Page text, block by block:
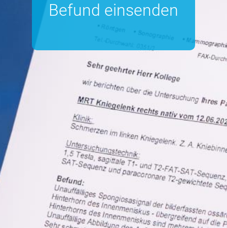
Befund einsenden